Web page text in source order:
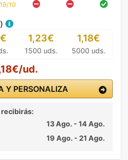
19/10
1,23€
1500 uds.
1,18€
5000 uds.
ud.
Y PERSONALIZA
13 Ago. - 14 Ago.
19 Ago. - 21 Ago.